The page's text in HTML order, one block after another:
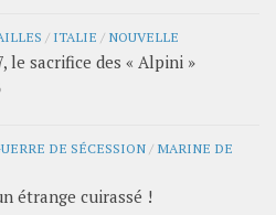
/ ITALIE / NOUVELLE
le sacrifice des « Alpini »
DE SÉCESSION / MARINE DE
étrange cuirassé !